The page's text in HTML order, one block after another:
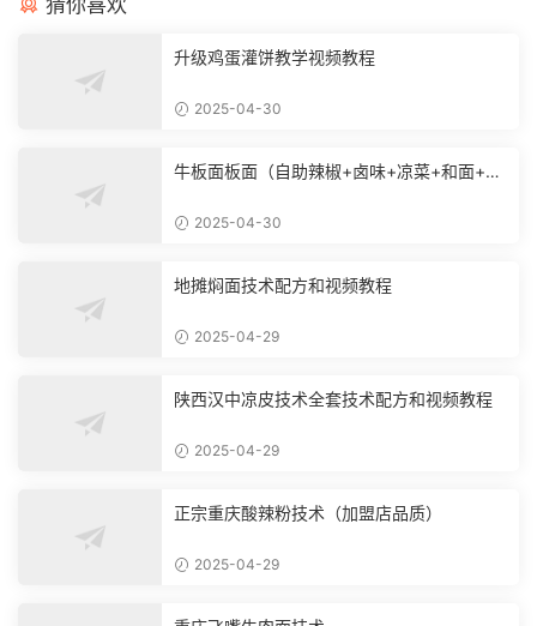
猜你喜欢
升级鸡蛋灌饼教学视频教程
2025-04-30
牛板面板面（自助辣椒+卤味+凉菜+和面+烙
2025-04-30
地摊焖面技术配方和视频教程
2025-04-29
陕西汉中凉皮技术全套技术配方和视频教程
2025-04-29
正宗重庆酸辣粉技术（加盟店品质）
2025-04-29